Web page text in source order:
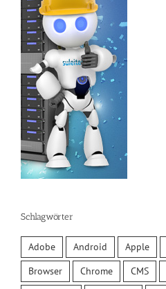
Schlagwörter
Adobe Android Apple
Browser
Chrome CMS